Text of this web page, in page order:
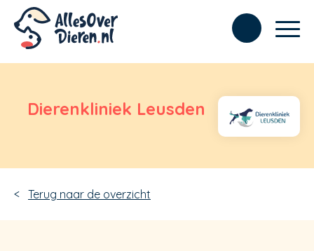
Dierenkliniek Leusden
Terug naar de overzicht